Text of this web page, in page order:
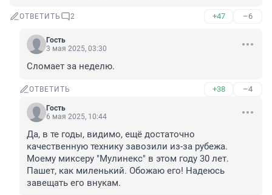
ОТВЕТИТЬ 2 +47 –6
Гость
3 мая 2025, 03:30
Сломает за неделю.
ОТВЕТИТЬ +38 –4
Гость
6 мая 2025, 10:44
Да, в те годы, видимо, ещё достаточно
качественную технику завозили из-за рубежа.
Моему миксеру "Мулинекс" в этом году 30 лет.
Пашет, как миленький. Обожаю его! Надеюсь
завещать его внукам.